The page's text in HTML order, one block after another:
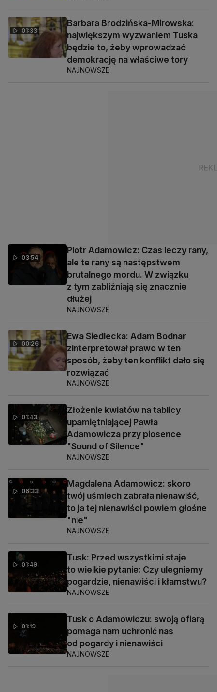
01:33
Barbara Brodzińska-Mirowska:
największym wyzwaniem Tuska
będzie to, żeby wprowadzać
demokrację na właściwe tory
NAJNOWSZE
03:54
Piotr Adamowicz: Czas leczy rany,
ale te rany są następstwem
brutalnego mordu. W związku
z tym zabliźniają się znacznie
dłużej
NAJNOWSZE
00:26
Ewa Siedlecka: Adam Bodnar
zinterpretował prawo w ten
sposób, żeby ten konflikt dało się
rozwiązać
NAJNOWSZE
01:43
Złożenie kwiatów na tablicy
upamiętniającej Pawła
Adamowicza przy piosence
"Sound of Silence"
NAJNOWSZE
06:33
Magdalena Adamowicz: skoro
twój uśmiech zabrała nienawiść,
to ja tej nienawiści powiem głośne
"nie"
NAJNOWSZE
01:49
Tusk: Przed wszystkimi staje
to wielkie pytanie: Czy ulegniemy
pogardzie, nienawiści i kłamstwu?
NAJNOWSZE
01:19
Tusk o Adamowiczu: swoją ofiarą
pomaga nam uchronić nas
od pogardy i nienawiści
NAJNOWSZE